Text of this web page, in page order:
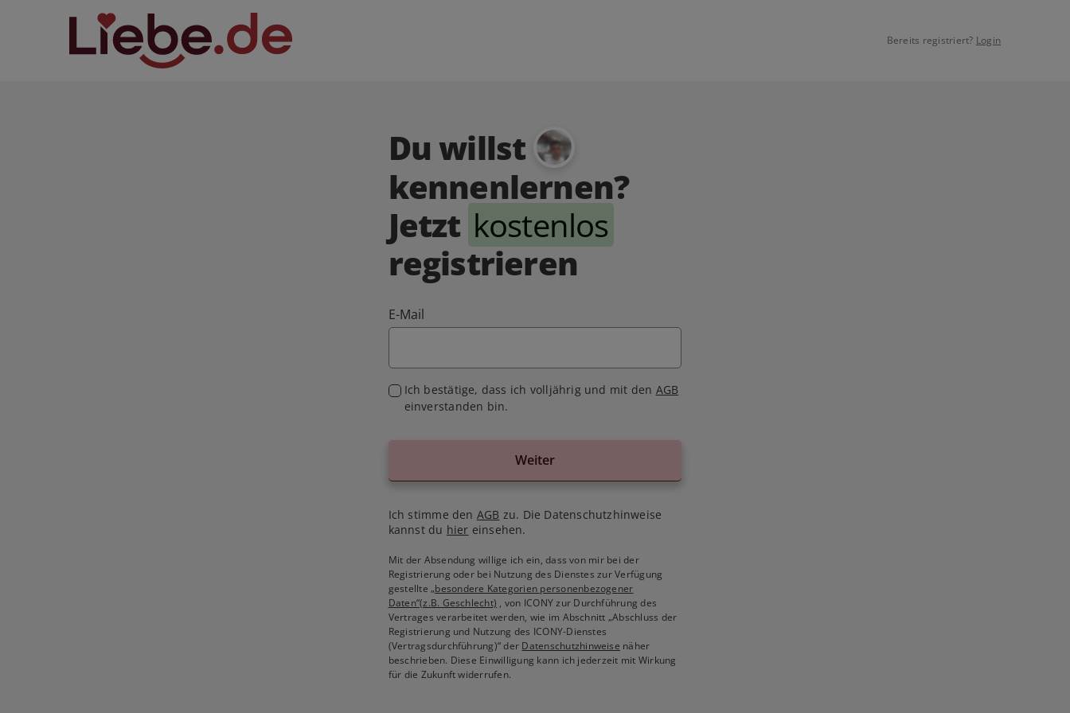
Bereits registriert? Login
Du willst
kennenlernen?
Jetzt kostenlos
registrieren
E-Mail
Ich bestätige, dass ich volljährig und mit den AGB
einverstanden bin.
Weiter
Ich stimme den AGB zu. Die Datenschutzhinweise
kannst du hier einsehen.
Mit der Absendung willige ich ein, dass von mir bei der
Registrierung oder bei Nutzung des Dienstes zur Verfügung
gestellte„besondere Kategorien personenbezogener
Daten“(z.B. Geschlecht) , von ICONY zur Durchführung des
Vertrages verarbeitet werden, wie im Abschnitt „Abschluss der
Registrierung und Nutzung des ICONY-Dienstes
(Vertragsdurchführung)“ der Datenschutzhinweise näher
beschrieben. Diese Einwilligung kann ich jederzeit mit Wirkung
für die Zukunft widerrufen.